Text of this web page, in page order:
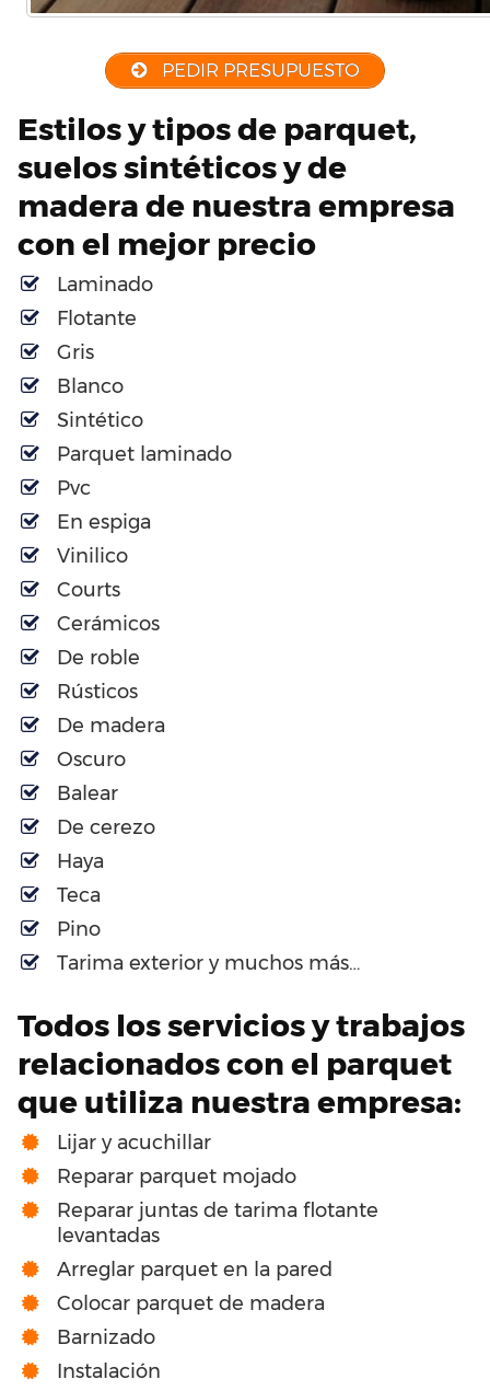
PEDIR PRESUPUESTO
Estilos y tipos de parquet,
suelos sintéticos y de
madera de nuestra empresa
con el mejor precio
Laminado
Flotante
Gris
Blanco
Sintético
Parquet laminado
Pvc
En espiga
Vinilico
Courts
Cerámicos
De roble
Rústicos
De madera
Oscuro
Balear
De cerezo
Haya
Teca
Pino
Tarima exterior y muchos más…
Todos los servicios y trabajos
relacionados con el parquet
que utiliza nuestra empresa:
Lijar y acuchillar
Reparar parquet mojado
Reparar juntas de tarima flotante
levantadas
Arreglar parquet en la pared
Colocar parquet de madera
Barnizado
Instalación